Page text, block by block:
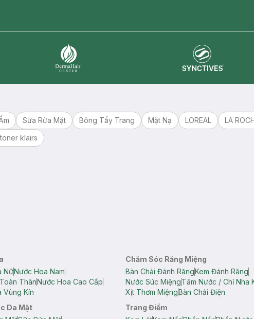
Sữa Rửa Mặt Bông Tẩy Trang Mặt Nạ LOREAL
LA
toner klairs
NữNước Hoa Nam
ThânNước Hoa Cao Cấp
Vùng Kín
Chăm Sóc Răng Miệng
Bàn Chải Đánh RăngKem Đánh Răng
Nước Súc MiệngTăm Nước / Chỉ Nha
Xịt Thơm MiệngBàn Chải Điện
Da Mặt
Trang Điểm